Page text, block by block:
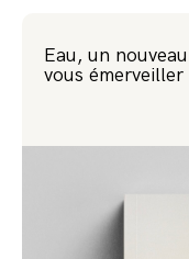
Eau, un
vous émerveiller